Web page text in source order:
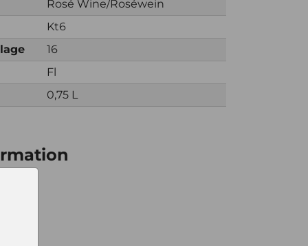
Rosé Wine/Roséwein
Kt6
16
Fl
0,75 L